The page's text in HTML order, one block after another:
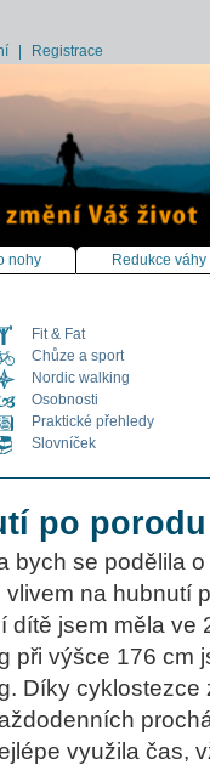
Registrace
Fit & Fat
Chůze a sport
Nordic walking
Osobnosti
Praktické přehledy
Slovníček
po porodu
bych se podělila
vlivem na hubnutí
dítě jsem měla ve
při výšce 176 cm
Díky cyklostezce
využila čas,
nohy Redukce váhy